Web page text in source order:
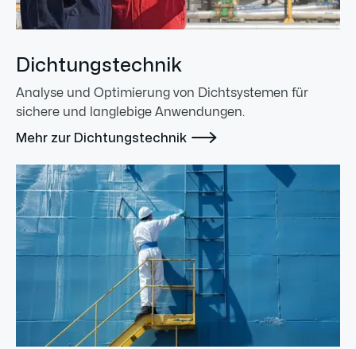
Dichtungstechnik
Analyse und Optimierung von Dichtsystemen für
sichere und langlebige Anwendungen.
Mehr zur Dichtungstechnik 